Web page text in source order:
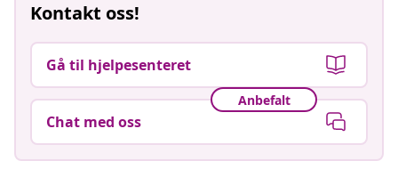
Kontakt oss!
Gå til hjelpesenteret
Anbefalt
Chat med oss